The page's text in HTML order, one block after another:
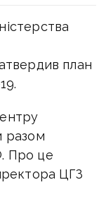
план
разом
Про це
ЦГЗ